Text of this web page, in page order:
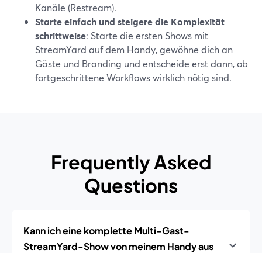
Kanäle (Restream).
Starte einfach und steigere die Komplexität
schrittweise: Starte die ersten Shows mit
StreamYard auf dem Handy, gewöhne dich an
Gäste und Branding und entscheide erst dann, ob
fortgeschrittene Workflows wirklich nötig sind.
Frequently Asked
Questions
Kann ich eine komplette Multi-Gast-
StreamYard-Show von meinem Handy aus